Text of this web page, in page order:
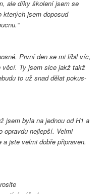
ale díky školení jsem se
kterých jsem doposud
První den se mi líbil víc,
Ty jsem sice jakž takž
to už snad dělat pokus-
jsem byla na jednou od H1 a
opravdu nejlepší. Velmi
jste velmi dobře připraven.